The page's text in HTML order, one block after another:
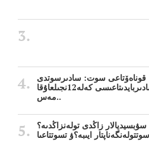
قوناەۆتاعى سوت: سادىرسوتدى
12سادىربايدىتاعىسى كەلە12نجىلعاۇقا
مەس..
سۋبسيديالار زاڭدى تولەنزاڭدىە؟